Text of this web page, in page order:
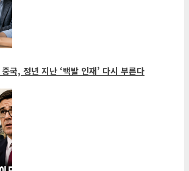
국, 정년 지난 ‘백발 인재’ 다시 부른다